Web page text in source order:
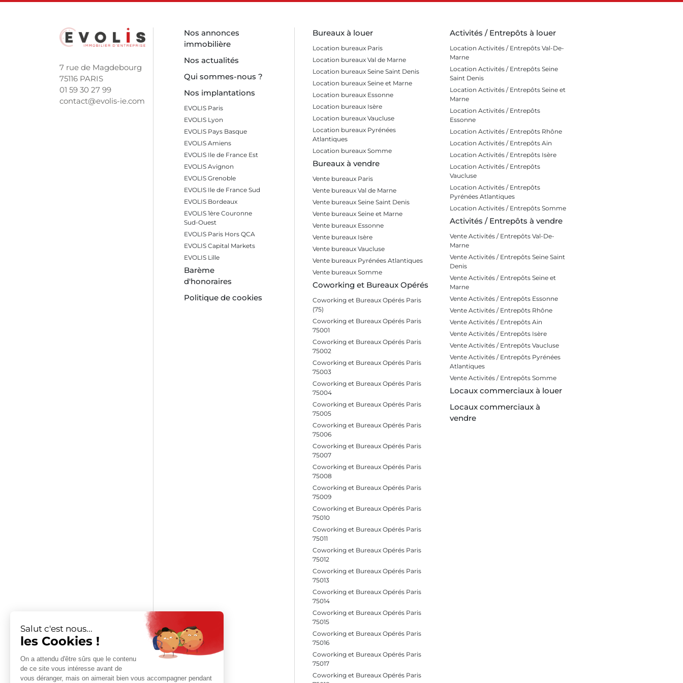
7 rue de Magdebourg
75116 PARIS
01 59 30 27 99
contact@evolis-ie.com
Nos annonces
immobilière
Nos actualités
Qui sommes-nous ?
Nos implantations
EVOLIS Paris
EVOLIS Lyon
EVOLIS Pays Basque
EVOLIS Amiens
EVOLIS Ile de France Est
EVOLIS Avignon
EVOLIS Grenoble
EVOLIS Ile de France Sud
EVOLIS Bordeaux
EVOLIS 1ère Couronne
Sud-Ouest
EVOLIS Paris Hors QCA
EVOLIS Capital Markets
EVOLIS Lille
Barème
d'honoraires
Politique de cookies
Bureaux à louer
Location bureaux Paris
Location bureaux Val de Marne
Location bureaux Seine Saint Denis
Location bureaux Seine et Marne
Location bureaux Essonne
Location bureaux Isère
Location bureaux Vaucluse
Location bureaux Pyrénées
Atlantiques
Location bureaux Somme
Bureaux à vendre
Vente bureaux Paris
Vente bureaux Val de Marne
Vente bureaux Seine Saint Denis
Vente bureaux Seine et Marne
Vente bureaux Essonne
Vente bureaux Isère
Vente bureaux Vaucluse
Vente bureaux Pyrénées Atlantiques
Vente bureaux Somme
Coworking et Bureaux Opérés
Coworking et Bureaux Opérés Paris
(75)
Coworking et Bureaux Opérés Paris
75001
Coworking et Bureaux Opérés Paris
75002
Coworking et Bureaux Opérés Paris
75003
Coworking et Bureaux Opérés Paris
75004
Coworking et Bureaux Opérés Paris
75005
Coworking et Bureaux Opérés Paris
75006
Coworking et Bureaux Opérés Paris
75007
Coworking et Bureaux Opérés Paris
75008
Coworking et Bureaux Opérés Paris
75009
Coworking et Bureaux Opérés Paris
75010
Coworking et Bureaux Opérés Paris
75011
Coworking et Bureaux Opérés Paris
75012
Coworking et Bureaux Opérés Paris
75013
Coworking et Bureaux Opérés Paris
75014
Coworking et Bureaux Opérés Paris
75015
Coworking et Bureaux Opérés Paris
75016
Coworking et Bureaux Opérés Paris
75017
Coworking et Bureaux Opérés Paris
Activités / Entrepôts à louer
Location Activités / Entrepôts Val-De-
Marne
Location Activités / Entrepôts Seine
Saint Denis
Location Activités / Entrepôts Seine et
Marne
Location Activités / Entrepôts
Essonne
Location Activités / Entrepôts Rhône
Location Activités / Entrepôts Ain
Location Activités / Entrepôts Isère
Location Activités / Entrepôts
Vaucluse
Location Activités / Entrepôts
Pyrénées Atlantiques
Location Activités / Entrepôts Somme
Activités / Entrepôts à vendre
Vente Activités / Entrepôts Val-De-
Marne
Vente Activités / Entrepôts Seine Saint
Denis
Vente Activités / Entrepôts Seine et
Marne
Vente Activités / Entrepôts Essonne
Vente Activités / Entrepôts Rhône
Vente Activités / Entrepôts Ain
Vente Activités / Entrepôts Isère
Vente Activités / Entrepôts Vaucluse
Vente Activités / Entrepôts Pyrénées
Atlantiques
Vente Activités / Entrepôts Somme
Locaux commerciaux à louer
Locaux commerciaux à
vendre